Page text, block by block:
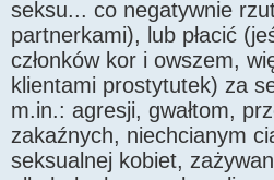
seksu... co negatywnie
partnerkami), lub płacić
członków kor i owszem,
klientami prostytutek) za
m.in.: agresji, gwałtom,
zakaźnych, niechcianym
seksualnej kobiet,